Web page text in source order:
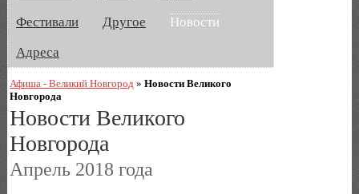
Фестивали
Другое
Новости
Адреса
Афиша - Великий Новгород »Новости Великого
Новгорода
Новости Великого
Новгорода
Апрель 2018 года